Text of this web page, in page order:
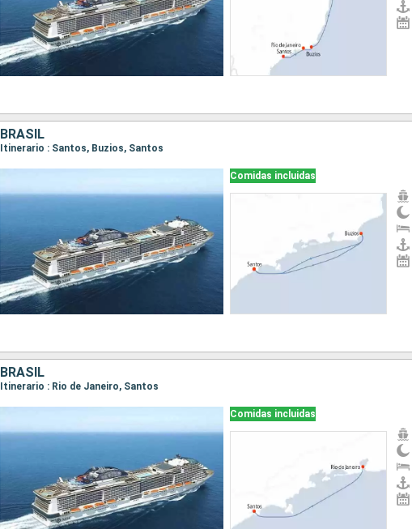
BRASIL
Itinerario : Santos, Buzios, Santos
Comidas incluidas
BRASIL
Itinerario : Rio de Janeiro, Santos
Comidas incluidas